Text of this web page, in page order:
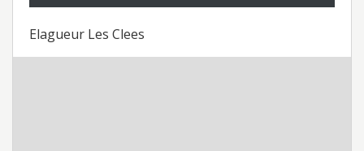
Elagueur Les Clees